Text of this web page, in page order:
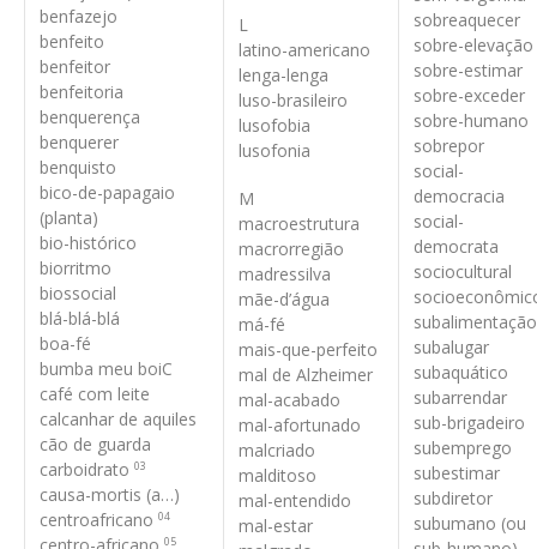
benfazejo
benfeito
benfeitor
benfeitoria
benquerença
benquerer
benquisto
bico-de-papagaio
(planta)
bio-histórico
biorritmo
biossocial
blá-blá-blá
boa-fé
bumba meu boiC
café com leite
calcanhar de aquiles
cão de guarda
carboidrato 03
causa-mortis (a…)
centroafricano 04
05
L
latino-americano
lenga-lenga
luso-brasileiro
lusofobia
lusofonia
M
macroestrutura
macrorregião
madressilva
mãe-d’água
má-fé
mais-que-perfeito
mal de Alzheimer
mal-acabado
mal-afortunado
malcriado
malditoso
mal-entendido
mal-estar
sobreaquecer
sobre-elevação
sobre-estimar
sobre-exceder
sobre-humano
sobrepor
social-
democracia
social-
democrata
sociocultural
subalimentação
subalugar
subaquático
subarrendar
sub-brigadeiro
subemprego
subestimar
subdiretor
subumano (ou